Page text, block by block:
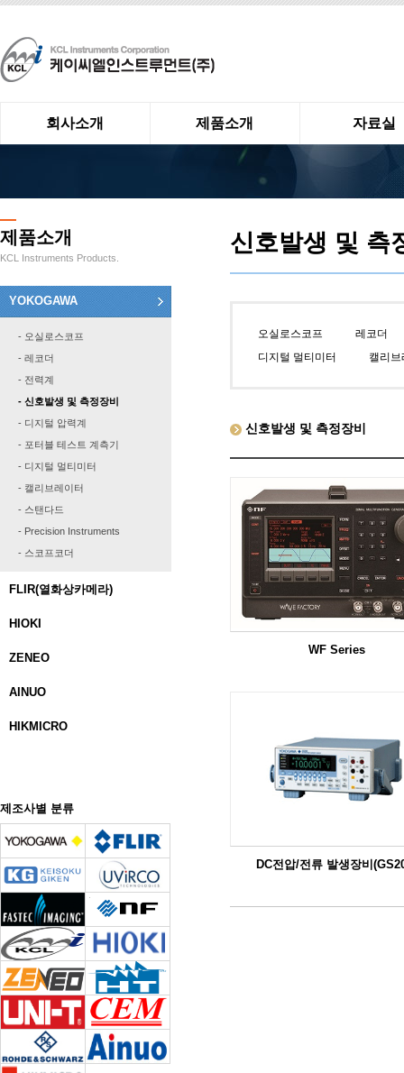
회사소개 제품소개 자료실
제품소개
KCL Instruments Products.
YOKOGAWA
- 오실로스코프
- 레코더
- 전력계
- 신호발생 및 측정장비
- 디지털 압력계
- 포터블 테스트 계측기
- 디지털 멀티미터
- 캘리브레이터
- 스탠다드
- Precision Instruments
- 스코프코더
FLIR(열화상카메라)
HIOKI
ZENEO
AINUO
HIKMICRO
제조사별 분류
신호발생 및 측
오실로스코프
레코더
디지털 멀티미터
캘리
신호발생 및 측정장비
WF Series
DC전압/전류 발생장비